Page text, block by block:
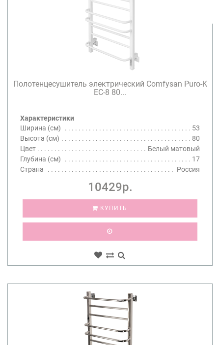
Полотенцесушитель электрический Comfysan Puro-K
EC-8 80...
Характеристики
Ширина (см)
53
Высота (см)
80
Цвет
Белый матовый
Глубина (см)
17
Страна
Россия
10429р.
КУПИТЬ